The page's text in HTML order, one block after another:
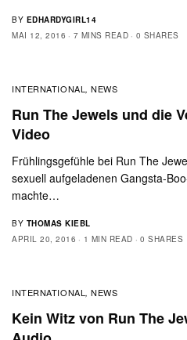
BY EDHARDYGIRL14
MAI 12, 2016
7 MINS READ 0 SHARES
INTERNATIONAL ,NEWS
Run The Jewels und die
Video
Frühlingsgefühle bei Run The
sexuell aufgeladenen Gangsta-
machte…
BY THOMAS KIEBL
APRIL 20, 2016
1 MIN READ 0 SHARES
INTERNATIONAL ,NEWS
Kein Witz von Run The